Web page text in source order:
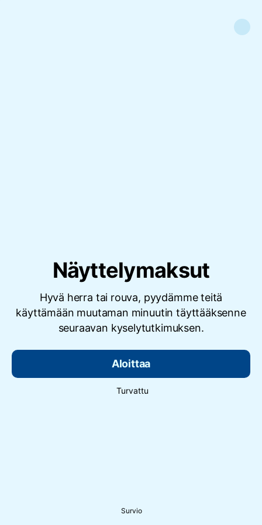
Näyttelymaksut
Hyvä herra tai rouva, pyydämme teitä
käyttämään muutaman minuutin täyttääksenne
seuraavan kyselytutkimuksen.
Aloittaa
Turvattu
Survio